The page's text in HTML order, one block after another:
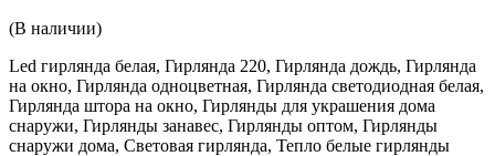
(В наличии)
Led гирлянда белая, Гирлянда 220, Гирлянда дождь, Гирлянда
на окно, Гирлянда одноцветная, Гирлянда светодиодная белая,
Гирлянда штора на окно, Гирлянды для украшения дома
снаружи, Гирлянды занавес, Гирлянды оптом, Гирлянды
снаружи дома, Световая гирлянда, Тепло белые гирлянды